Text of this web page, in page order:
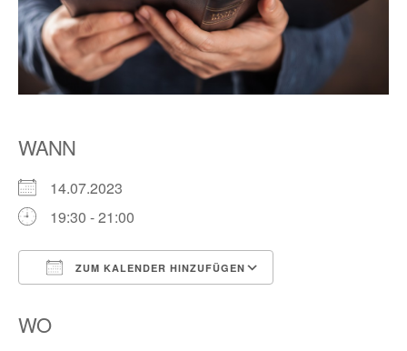
WANN
14.07.2023
19:30 - 21:00
ZUM KALENDER HINZUFÜGEN
WO